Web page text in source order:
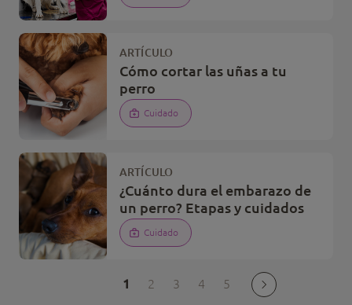
ARTÍCULO
Cómo cortar las uñas a tu
perro
Cuidado
ARTÍCULO
¿Cuánto dura el embarazo de
un perro? Etapas y cuidados
Cuidado
1 2 3 4 5